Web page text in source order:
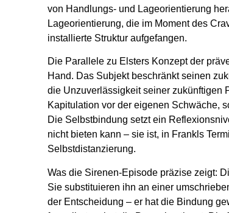
von Handlungs- und Lageorientierung
Lageorientierung, die im Moment des
installierte Struktur aufgefangen.
Die Parallele zu Elsters Konzept der
Hand. Das Subjekt beschränkt seinen
die Unzuverlässigkeit seiner zukünftigen
Kapitulation vor der eigenen Schwäche,
Die Selbstbindung setzt ein
nicht bieten kann – sie ist, in Frankls
Selbstdistanzierung.
Was die Sirenen-Episode präzise zeigt:
Sie substituieren ihn an einer
der Entscheidung – er hat die Bindung